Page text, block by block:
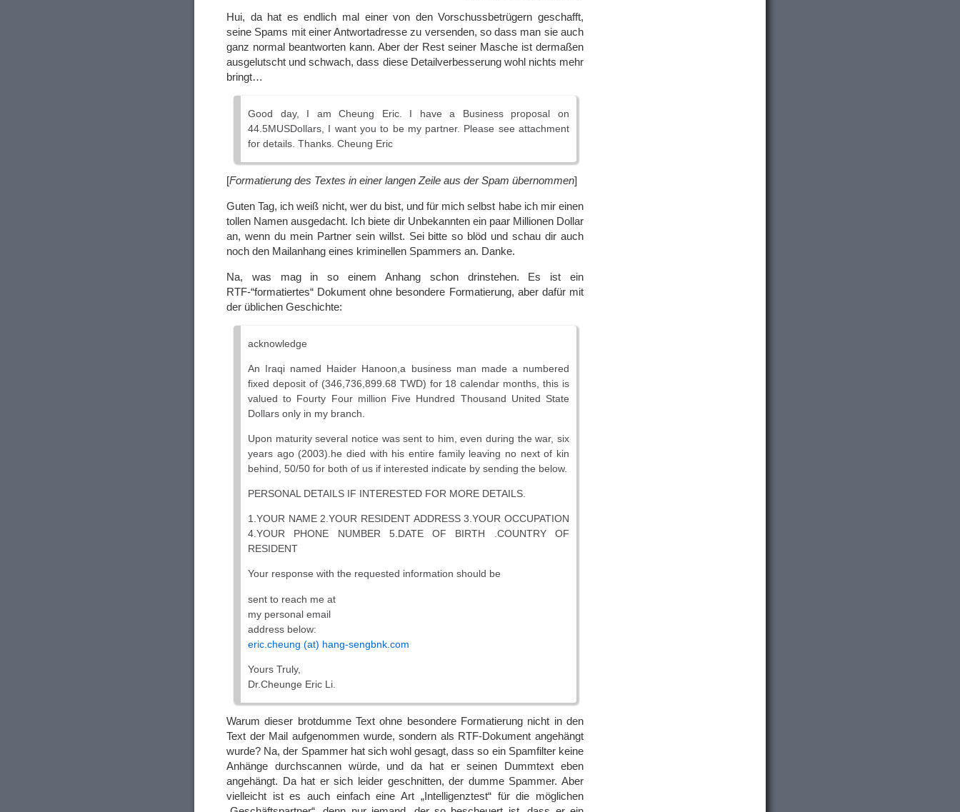
Hui, da hat es endlich mal einer von den Vorschussbetrügern geschafft,
seine Spams mit einer Antwortadresse zu versenden, so dass man sie auch
ganz normal beantworten kann. Aber der Rest seiner Masche ist dermaßen
ausgelutscht und schwach, dass diese Detailverbesserung wohl nichts mehr
bringt…
Good day, I am Cheung Eric. I have a Business proposal on
44.5MUSDollars, I want you to be my partner. Please see attachment
for details. Thanks. Cheung Eric
[Formatierung des Textes in einer langen Zeile aus der Spam übernommen]
Guten Tag, ich weiß nicht, wer du bist, und für mich selbst habe ich mir einen
tollen Namen ausgedacht. Ich biete dir Unbekannten ein paar Millionen Dollar
an, wenn du mein Partner sein willst. Sei bitte so blöd und schau dir auch
noch den Mailanhang eines kriminellen Spammers an. Danke.
Na, was mag in so einem Anhang schon drinstehen. Es ist ein
RTF-“formatiertes“ Dokument ohne besondere Formatierung, aber dafür mit
der üblichen Geschichte:
acknowledge
An Iraqi named Haider Hanoon,a business man made a numbered
fixed deposit of (346,736,899.68 TWD) for 18 calendar months, this is
valued to Fourty Four million Five Hundred Thousand United State
Dollars only in my branch.
Upon maturity several notice was sent to him, even during the war, six
years ago (2003).he died with his entire family leaving no next of kin
behind, 50/50 for both of us if interested indicate by sending the below.
PERSONAL DETAILS IF INTERESTED FOR MORE DETAILS.
1.YOUR NAME 2.YOUR RESIDENT ADDRESS 3.YOUR OCCUPATION
4.YOUR PHONE NUMBER 5.DATE OF BIRTH .COUNTRY OF
RESIDENT
Your response with the requested information should be
sent to reach me at
my personal email
address below:
eric.cheung (at) hang-sengbnk.com
Yours Truly,
Dr.Cheunge Eric Li.
Warum dieser brotdumme Text ohne besondere Formatierung nicht in den
Text der Mail aufgenommen wurde, sondern als RTF-Dokument angehängt
wurde? Na, der Spammer hat sich wohl gesagt, dass so ein Spamfilter keine
Anhänge durchscannen würde, und da hat er seinen Dummtext eben
angehängt. Da hat er sich leider geschnitten, der dumme Spammer. Aber
vielleicht ist es auch einfach eine Art „Intelligenztest“ für die möglichen